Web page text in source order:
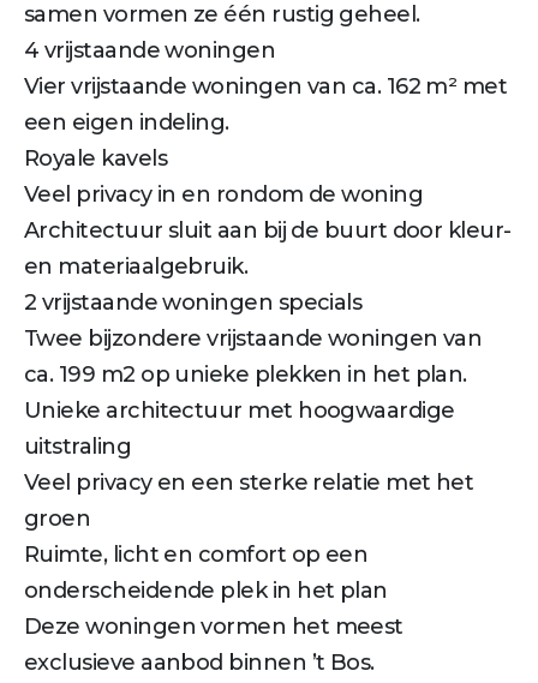
samen vormen ze één rustig geheel.
4 vrijstaande woningen
Vier vrijstaande woningen van ca. 162 m² met
een eigen indeling.
Royale kavels
Veel privacy in en rondom de woning
Architectuur sluit aan bij de buurt door kleur-
en materiaalgebruik.
2 vrijstaande woningen specials
Twee bijzondere vrijstaande woningen van
ca. 199 m2 op unieke plekken in het plan.
Unieke architectuur met hoogwaardige
uitstraling
Veel privacy en een sterke relatie met het
groen
Ruimte, licht en comfort op een
onderscheidende plek in het plan
Deze woningen vormen het meest
exclusieve aanbod binnen ’t Bos.